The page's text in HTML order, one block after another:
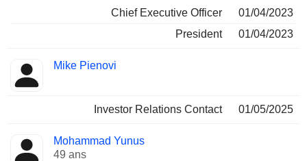
Chief Executive Officer
01/04/2023
President
01/04/2023
Mike Pienovi
Investor Relations Contact 01/05/2025
Mohammad Yunus
49 ans